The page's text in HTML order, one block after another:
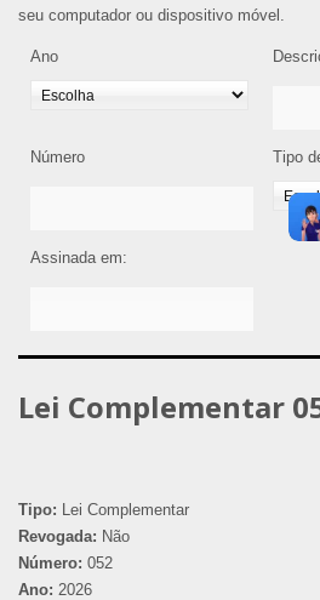
seu computador ou dispositivo móvel.
Ano
Número Tipo
Assinada em:
Lei Complementar
Tipo: Lei Complementar
Revogada: Não
Número: 052
Ano: 2026